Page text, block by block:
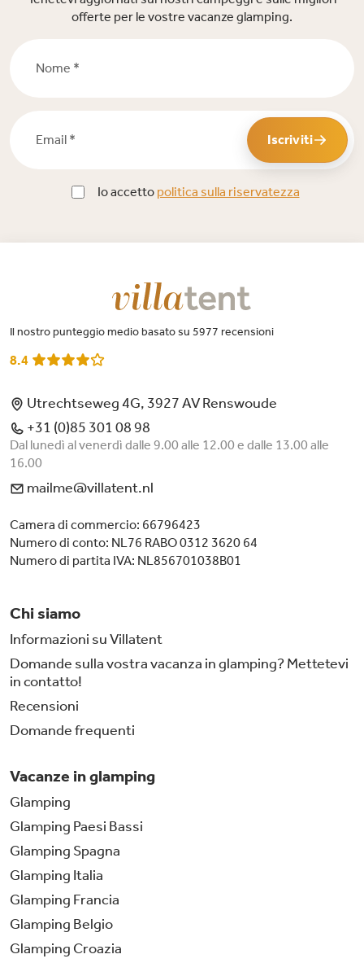
offerte per le vostre vacanze glamping.
Iscriviti
Io accetto politica sulla riservatezza
Il nostro punteggio medio basato su 5977 recensioni
8.4
Utrechtseweg 4G, 3927 AV Renswoude
+31 (0)85 301 08 98
Dal lunedì al venerdì dalle 9.00 alle 12.00 e dalle 13.00 alle
16.00
mailme@villatent.nl
Camera di commercio: 66796423
Numero di conto: NL76 RABO 0312 3620 64
Numero di partita IVA: NL856701038B01
Chi siamo
Informazioni su Villatent
Domande sulla vostra vacanza in glamping? Mettetevi
in contatto!
Recensioni
Domande frequenti
Vacanze in glamping
Glamping
Glamping Paesi Bassi
Glamping Spagna
Glamping Italia
Glamping Francia
Glamping Belgio
Glamping Croazia